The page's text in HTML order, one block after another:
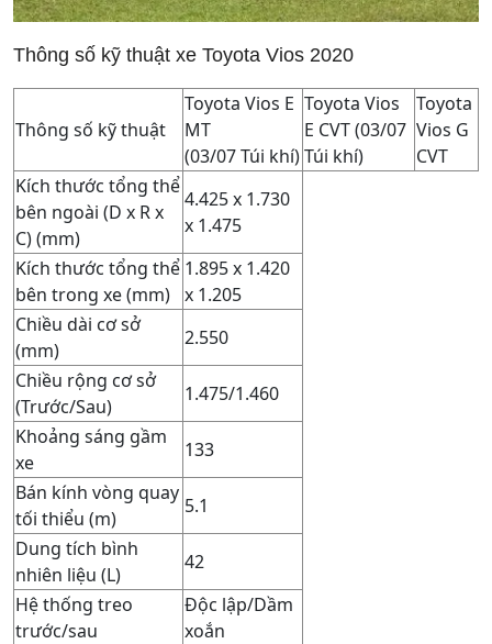
Thông số kỹ thuật xe Toyota Vios 2020
Thông số kỹ thuật
Toyota Vios E
MT
(03/07 Túi khí)
Toyota Vios
E CVT (03/07
Túi khí)
Toyota
Vios G
CVT
Kích thước tổng thể
bên ngoài (D x R x
C) (mm)
4.425 x 1.730
x 1.475
Kích thước tổng thể
bên trong xe (mm)
1.895 x 1.420
x 1.205
Chiều dài cơ sở
(mm)
2.550
Chiều rộng cơ sở
(Trước/Sau)
1.475/1.460
Khoảng sáng gầm
xe
133
Bán kính vòng quay
tối thiểu (m)
5.1
Dung tích bình
nhiên liệu (L)
42
Hệ thống treo
trước/sau
Độc lập/Dầm
xoắn